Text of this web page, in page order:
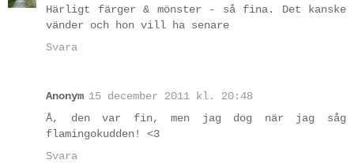
Härligt färger & mönster - så fina. Det kanske
vänder och hon vill ha senare
Svara
Anonym 15 december 2011 kl. 20:48
Å, den var fin, men jag dog när jag såg
flamingokudden! <3
Svara